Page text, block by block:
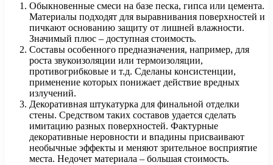
Обыкновенные смеси на базе песка, гипса или цемента.
Материалы подходят для выравнивания поверхностей и
пичкают основанию защиту от лишней влажности.
Значимый плюс – доступная стоимость.
Составы особенного предназначения, например, для
роста звукоизоляции или термоизоляции,
противогрибковые и т.д. Сделаны консистенции,
применение которых понижает действие вредных
излучений.
Декоративная штукатурка для финальной отделки
стены. Средством таких составов удается сделать
имитацию разных поверхностей. Фактурные
декоративные неровности и впадины присваивают
необычные эффекты и меняют зрительное восприятие
места. Недочет материала – большая стоимость.